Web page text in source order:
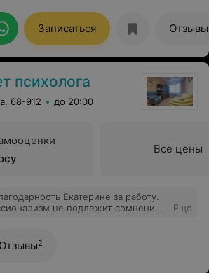
Записаться Отзывы
психолога
68-912 до 20:00
Все цены
Екатерине за работу.
не подлежит сомнению.
Еще
Отзывы2